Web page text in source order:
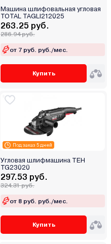
Машина шлифовальная угловая
TOTAL TAGLI212025
263.25 руб.
286.94 руб.
от 7 руб. руб./мес.
Купить
Под заказ 5 дней
Угловая шлифмашина TEH
TG23020
297.53 руб.
324.31 руб.
от 8 руб. руб./мес.
Купить